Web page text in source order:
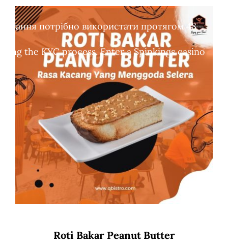
Roti Bakar Peanut Butter
потрібно використати протягом 48
the KYC process. Enter a Spinkings casino